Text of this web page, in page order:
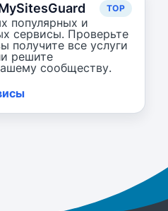
TOP
популярных и
сервисы. Проверьте
получите все услуги
решите
сообществу.